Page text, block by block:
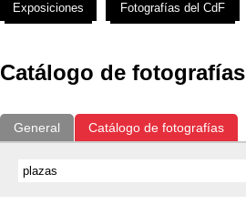
Catálogo de fotografías
General Catálogo de fotografías
Exposiciones Fotografías del CdF